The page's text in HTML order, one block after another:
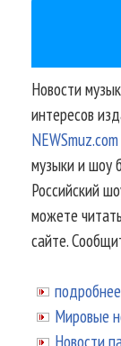
Новости
интересов
NEWSmuz.com
музыки и шоу
Российский
можете
сайте.
подробнее
Мировые
Новости